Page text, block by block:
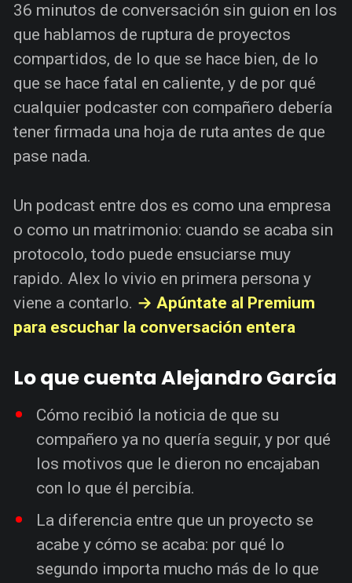
36 minutos de conversación sin guion en los
que hablamos de ruptura de proyectos
compartidos, de lo que se hace bien, de lo
que se hace fatal en caliente, y de por qué
cualquier podcaster con compañero debería
tener firmada una hoja de ruta antes de que
pase nada.
Un podcast entre dos es como una empresa
o como un matrimonio: cuando se acaba sin
protocolo, todo puede ensuciarse muy
rapido. Alex lo vivio en primera persona y
viene a contarlo. → Apúntate al Premium
para escuchar la conversación entera
Lo que cuenta Alejandro García
Cómo recibió la noticia de que su
compañero ya no quería seguir, y por qué
los motivos que le dieron no encajaban
con lo que él percibía.
La diferencia entre que un proyecto se
acabe y cómo se acaba: por qué lo
segundo importa mucho más de lo que